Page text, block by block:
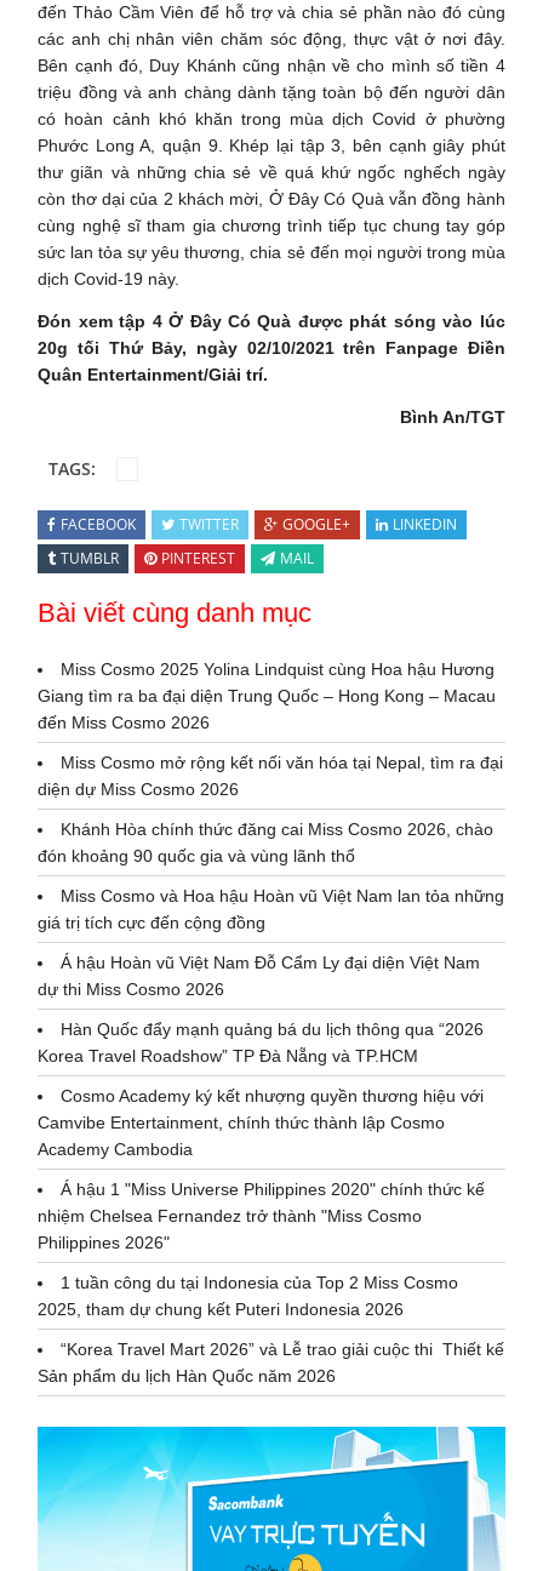
đến Thảo Cầm Viên để hỗ trợ và chia sẻ phần nào đó cùng
các anh chị nhân viên chăm sóc động, thực vật ở nơi đây.
Bên cạnh đó, Duy Khánh cũng nhận về cho mình số tiền 4
triệu đồng và anh chàng dành tặng toàn bộ đến người dân
có hoàn cảnh khó khăn trong mùa dịch Covid ở phường
Phước Long A, quận 9. Khép lại tập 3, bên cạnh giây phút
thư giãn và những chia sẻ về quá khứ ngốc nghếch ngày
còn thơ dại của 2 khách mời, Ở Đây Có Quà vẫn đồng hành
cùng nghệ sĩ tham gia chương trình tiếp tục chung tay góp
sức lan tỏa sự yêu thương, chia sẻ đến mọi người trong mùa
dịch Covid-19 này.
Đón xemtập 4Ở Đây Có Quà được phát sóng vào lúc
20g tối Thứ Bảy, ngày 02/10/2021 trên Fanpage Điền
Quân Entertainment/Giải trí.
Bình An/TGT
TAGS:
FACEBOOK TWITTER GOOGLE+
LINKEDIN
TUMBLR
PINTEREST MAIL
Bài viết cùng danh mục
Miss Cosmo 2025 Yolina Lindquist cùng Hoa hậu Hương
Giang tìm ra ba đại diện Trung Quốc – Hong Kong – Macau
đến Miss Cosmo 2026
Miss Cosmo mở rộng kết nối văn hóa tại Nepal, tìm ra đại
diện dự Miss Cosmo 2026
Khánh Hòa chính thức đăng cai Miss Cosmo 2026, chào
đón khoảng 90 quốc gia và vùng lãnh thổ
Miss Cosmo và Hoa hậu Hoàn vũ Việt Nam lan tỏa những
giá trị tích cực đến cộng đồng
Á hậu Hoàn vũ Việt Nam Đỗ Cẩm Ly đại diện Việt Nam
dự thi Miss Cosmo 2026
Hàn Quốc đẩy mạnh quảng bá du lịch thông qua “2026
Korea Travel Roadshow” TP Đà Nẵng và TP.HCM
Cosmo Academy ký kết nhượng quyền thương hiệu với
Camvibe Entertainment, chính thức thành lập Cosmo
Academy Cambodia
Á hậu 1 "Miss Universe Philippines 2020" chính thức kế
nhiệm Chelsea Fernandez trở thành "Miss Cosmo
Philippines 2026"
1 tuần công du tại Indonesia của Top 2 Miss Cosmo
2025, tham dự chung kết Puteri Indonesia 2026
“Korea Travel Mart 2026” và Lễ trao giải cuộc thi Thiết kế
Sản phẩm du lịch Hàn Quốc năm 2026